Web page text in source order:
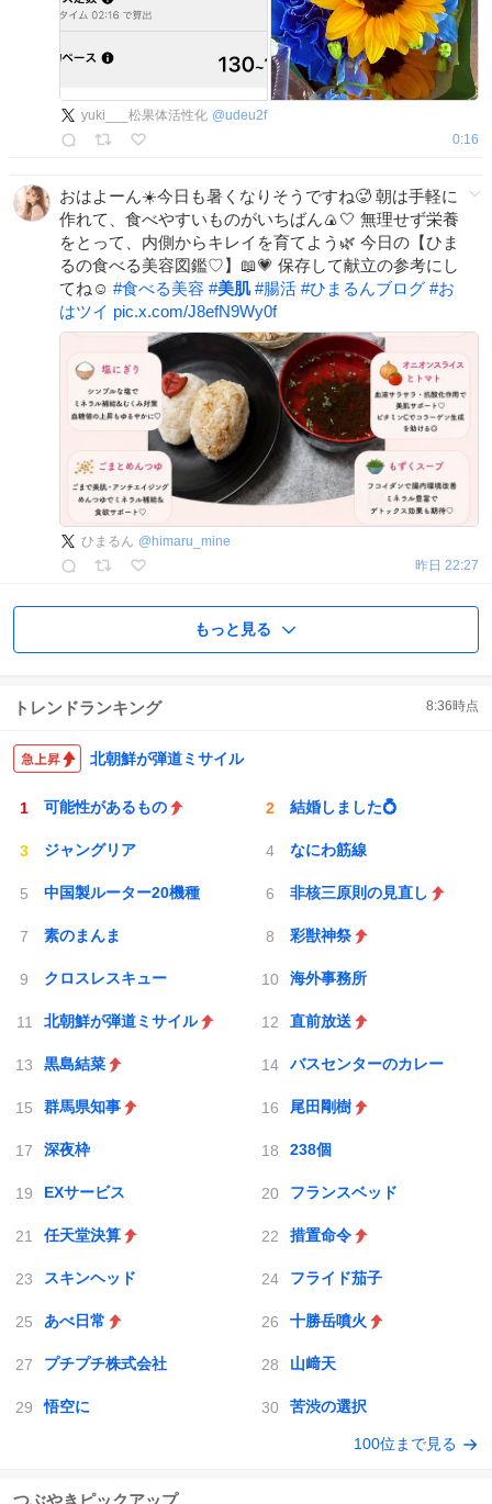
yuki___松果体活性化 @udeu2f
0:16
おはよーん☀️今日も暑くなりそうですね🥵 朝は手軽に
作れて、食べやすいものがいちばん🍙🤍 無理せず栄養
をとって、内側からキレイを育てよう🌿 今日の【ひま
るの食べる美容図鑑♡】📖💗 保存して献立の参考にし
てね☺️ #食べる美容 #美肌 #腸活 #ひまるんブログ #お
はツイ pic.x.com/J8efN9Wy0f
ひまるん @ himaru_mine
昨日 22:27
もっと見る
トレンドランキング 8:36時点
北朝鮮が弾道ミサイル
可能性があるもの 結婚しました💍
ジャングリア なにわ筋線
中国製ルーター20機種 非核三原則の見直し
素のまんま 彩獣神祭
クロスレスキュー 海外事務所
北朝鮮が弾道ミサイル 直前放送
黒島結菜 バスセンターのカレー
群馬県知事 尾田剛樹
深夜枠 238個
EXサービス フランスベッド
任天堂決算 措置命令
スキンヘッド フライド茄子
あべ日常 十勝岳噴火
プチプチ株式会社 山﨑天
悟空に 苦渋の選択
100位まで見る
つぶやきピックアップ